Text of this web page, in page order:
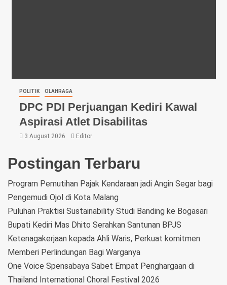
POLITIK OLAHRAGA
DPC PDI Perjuangan Kediri Kawal
Aspirasi Atlet Disabilitas
3 August 2026 Editor
Postingan Terbaru
Program Pemutihan Pajak Kendaraan jadi Angin Segar bagi
Pengemudi Ojol di Kota Malang
Puluhan Praktisi Sustainability Studi Banding ke Bogasari
Bupati Kediri Mas Dhito Serahkan Santunan BPJS
Ketenagakerjaan kepada Ahli Waris, Perkuat komitmen
Memberi Perlindungan Bagi Warganya
One Voice Spensabaya Sabet Empat Penghargaan di
Thailand International Choral Festival 2026